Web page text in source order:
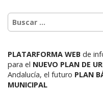
PLATARFORMA WEB de
para el NUEVO PLAN DE
Andalucía, el futuro PLAN
MUNICIPAL